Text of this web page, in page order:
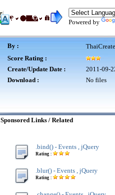
Powered by
By :
Score Rating :
Create/Update Date :
2011-09-
Download :
No files
Sponsored Links / Related
.bind() - Events , jQuery
Rating :
.blur() - Events , jQuery
Rating :